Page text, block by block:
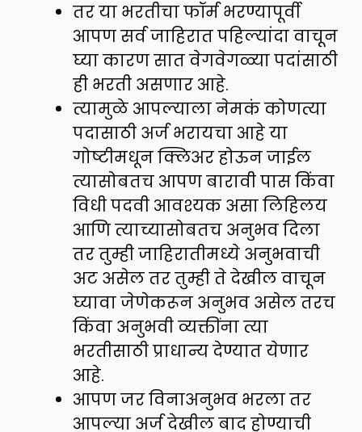
तर या भरतीचा फॉर्म भरण्यापूर्वी
आपण सर्व जाहिरात पहिल्यांदा वाचून
घ्या कारण सात वेगवेगळ्या पदांसाठी
ही भरती असणार आहे.
त्यामुळे आपल्याला नेमकं कोणत्या
पदासाठी अर्ज भरायचा आहे या
गोष्टीमधून क्लिअर होऊन जाईल
त्यासोबतच आपण बारावी पास किंवा
विधी पदवी आवश्यक असा लिहिलय
आणि त्याच्यासोबतच अनुभव दिला
तर तुम्ही जाहिरातीमध्ये अनुभवाची
अट असेल तर तुम्ही ते देखील वाचून
घ्यावा जेणेकरून अनुभव असेल तरच
किंवा अनुभवी व्यक्तींना त्या
भरतीसाठी प्राधान्य देण्यात येणार
आहे.
आपण जर विनाअनुभव भरला तर
आपल्या अर्ज देखील बाद होण्याची